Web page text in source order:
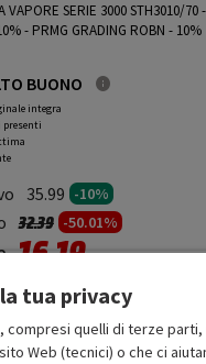
VAPORE SERIE 3000 STH3010/70
- PRMG GRADING ROBN - 10%
BUONO
integra
presenti
35.99 -10%
Prezzo ridotto da
32.39a-50.01%
16.19
Aggiungi al carrello
tua privacy
compresi quelli di terze
Web (tecnici) o che ci